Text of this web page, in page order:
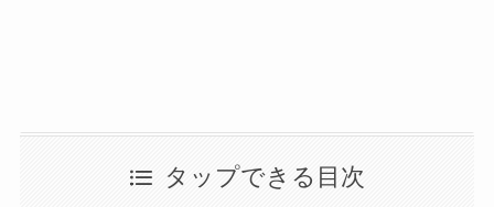
タップできる目次